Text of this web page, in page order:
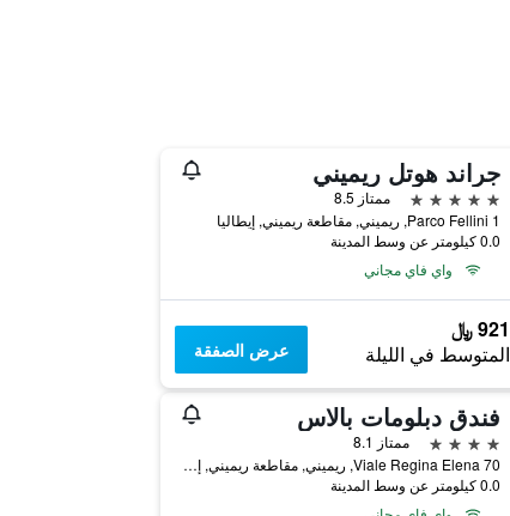
جراند هوتل ريميني
5 نجوم
ممتاز 8.5
Parco Fellini 1, ريميني, مقاطعة ريميني, إيطاليا
0.0 كيلومتر عن وسط المدينة
واي فاي مجاني
921 ﷼
المتوسط في الليلة عرض الصفقة
فندق دبلومات بالاس
4 نجوم
ممتاز 8.1
Viale Regina Elena 70, ريميني, مقاطعة ريميني, إيطاليا
0.0 كيلومتر عن وسط المدينة